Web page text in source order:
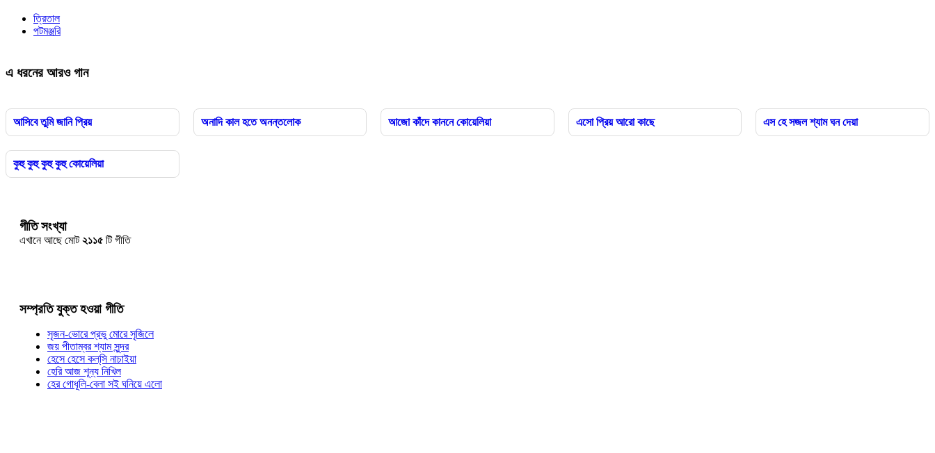
ত্রিতাল
পটমঞ্জরি
এ ধরনের আরও গান
আসিবে তুমি জানি প্রিয় অনাদি কাল হতে অনন্তলোক আজো কাঁদে কাননে কোয়েলিয়া এসো প্রিয় আরো কাছে এস হে সজল শ্যাম ঘন দেয়া
কুহু কুহু কুহু কুহু কোয়েলিয়া
গীতি সংখ্যা
এখানে আছে মোট২১১৫ টি গীতি
সম্প্রতি যুক্ত হওয়া গীতি
সৃজন-ভোরে প্রভু মোরে সৃজিলে
জয় পীতাম্বর শ্যাম সুন্দর
হেসে হেসে কল্‌সি নাচাইয়া
হেরি আজ শূন্য নিখিল
হের গোধূলি-বেলা সই ঘনিয়ে এলো